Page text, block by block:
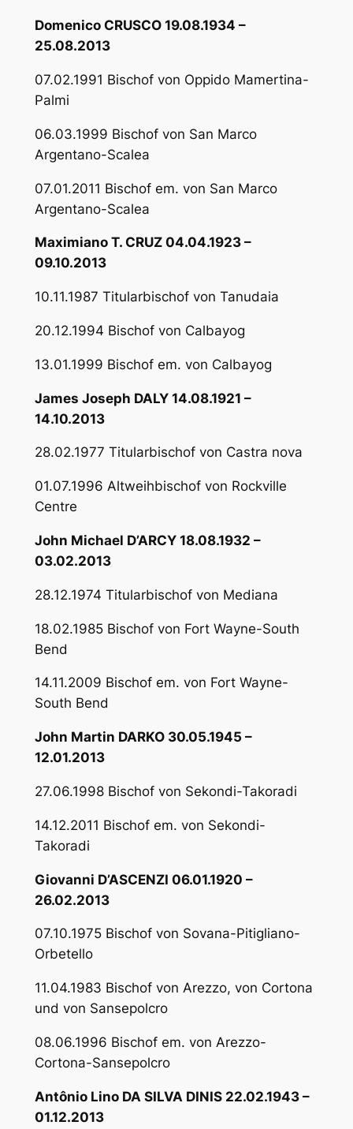
Domenico CRUSCO 19.08.1934 –
25.08.2013
07.02.1991 Bischof von Oppido Mamertina-
Palmi
06.03.1999 Bischof von San Marco
Argentano-Scalea
07.01.2011 Bischof em. von San Marco
Argentano-Scalea
Maximiano T. CRUZ 04.04.1923 –
09.10.2013
10.11.1987 Titularbischof von Tanudaia
20.12.1994 Bischof von Calbayog
13.01.1999 Bischof em. von Calbayog
James Joseph DALY 14.08.1921 –
14.10.2013
28.02.1977 Titularbischof von Castra nova
01.07.1996 Altweihbischof von Rockville
Centre
John Michael D’ARCY 18.08.1932 –
03.02.2013
28.12.1974 Titularbischof von Mediana
18.02.1985 Bischof von Fort Wayne-South
Bend
14.11.2009 Bischof em. von Fort Wayne-
South Bend
John Martin DARKO 30.05.1945 –
12.01.2013
27.06.1998 Bischof von Sekondi-Takoradi
14.12.2011 Bischof em. von Sekondi-
Takoradi
Giovanni D’ASCENZI 06.01.1920 –
26.02.2013
07.10.1975 Bischof von Sovana-Pitigliano-
Orbetello
11.04.1983 Bischof von Arezzo, von Cortona
und von Sansepolcro
08.06.1996 Bischof em. von Arezzo-
Cortona-Sansepolcro
Antônio Lino DA SILVA DINIS 22.02.1943 –
01.12.2013